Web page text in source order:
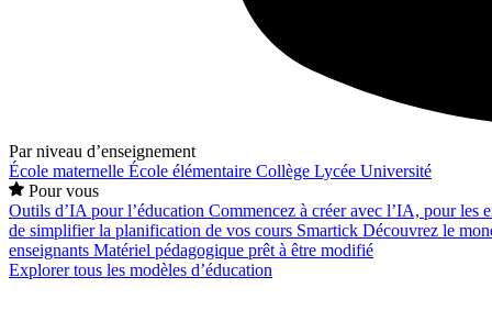
Par niveau d’enseignement
École maternelle École élémentaire Collège Lycée Université
Pour vous
Outils d’IA pour l’éducation Commencez à créer avec l’IA, pour les
de simplifier la planification de vos cours Smartick Découvrez le
enseignants Matériel pédagogique prêt à être modifié
Explorer tous les modèles d’éducation